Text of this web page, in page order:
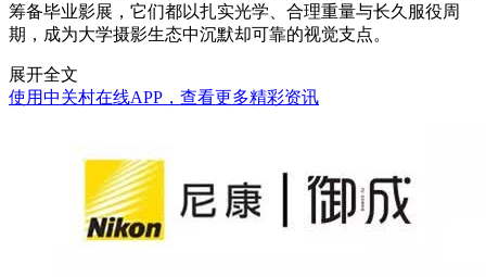
筹备毕业影展，它们都以扎实光学、合理重量与长久服役周
期，成为大学摄影生态中沉默却可靠的视觉支点。
展开全文
使用中关村在线APP，查看更多精彩资讯